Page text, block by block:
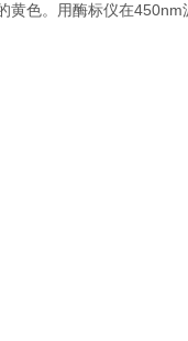
色。用酶标仪在